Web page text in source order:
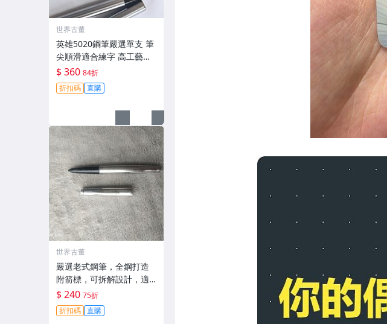
世界古董
英雄5020鋼筆嚴選單支 筆
尖順滑適合練字 高工藝打
造手感佳 英雄5020 鋪筆
卡其色 鉑金鍍工藝 經典款
式 英雄5020 鋪筆 時尚經
$ 360 84折
折扣碼 直購
世界古董
嚴選老式鋼筆，全鋼打造
附箭標，可拆解設計，適
合拍攝與收藏。影視道具
好選擇。 老鋼筆 電影道具
雑貨收藏
$ 240 75折
折扣碼 直購